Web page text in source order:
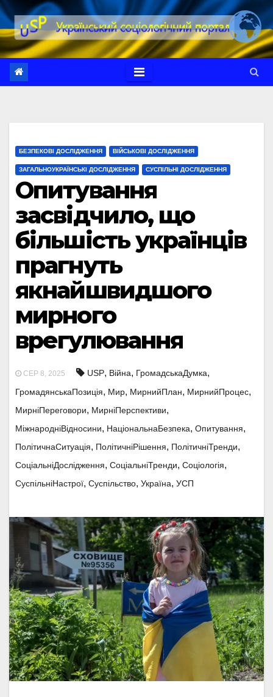
Перейти
до
вмісту
БЕЗПЕКОВІ ДОСЛІДЖЕННЯ ВІЙСЬКОВІ ДОСЛІДЖЕННЯ
ЗАГАЛЬНОУКРАЇНСЬКІ ДОСЛІДЖЕННЯ СУСПІЛЬНІ ДОСЛІДЖЕННЯ
Опитування
засвідчило, що
більшість українців
прагнуть
якнайшвидшого
мирного
врегулювання
СЕР 8, 2025 USP, Війна, ГромадськаДумка,
ГромадянськаПозиція, Мир, МирнийПлан, МирнийПроцес,
МирніПереговори, МирніПерспективи,
МіжнародніВідносини, НаціональнаБезпека, Опитування,
ПолітичнаСитуація, ПолітичніРішення, ПолітичніТренди,
СоціальніДослідження, СоціальніТренди, Соціологія,
СуспільніНастрої, Суспільство, Україна, УСП